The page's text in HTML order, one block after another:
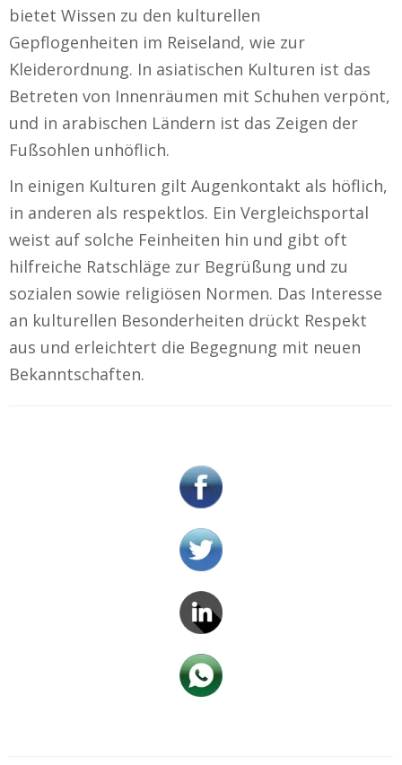
bietet Wissen zu den kulturellen
Gepflogenheiten im Reiseland, wie zur
Kleiderordnung. In asiatischen Kulturen ist das
Betreten von Innenräumen mit Schuhen verpönt,
und in arabischen Ländern ist das Zeigen der
Fußsohlen unhöflich.
In einigen Kulturen gilt Augenkontakt als höflich,
in anderen als respektlos. Ein Vergleichsportal
weist auf solche Feinheiten hin und gibt oft
hilfreiche Ratschläge zur Begrüßung und zu
sozialen sowie religiösen Normen. Das Interesse
an kulturellen Besonderheiten drückt Respekt
aus und erleichtert die Begegnung mit neuen
Bekanntschaften.